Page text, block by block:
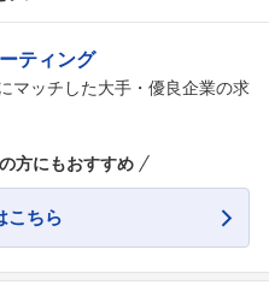
ました
ーしませんか？
ティング
マッチした大手・優良企業の求
方にもおすすめ
こちら